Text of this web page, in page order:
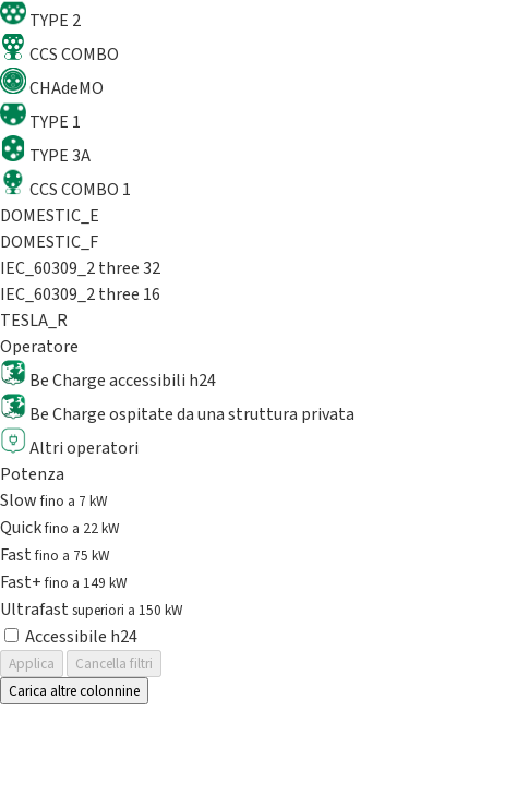
TYPE 2
CCS COMBO
CHAdeMO
TYPE 1
TYPE 3A
CCS COMBO 1
DOMESTIC_E
DOMESTIC_F
IEC_60309_2 three 32
IEC_60309_2 three 16
TESLA_R
Operatore
Be Charge accessibili h24
Be Charge ospitate da una struttura privata
Altri operatori
Potenza
Slowfino a 7 kW
Quickfino a 22 kW
Fastfino a 75 kW
Fast+fino a 149 kW
Ultrafast superiori a 150 kW
Accessibile h24
Applica
Cancella filtri
Carica altre colonnine